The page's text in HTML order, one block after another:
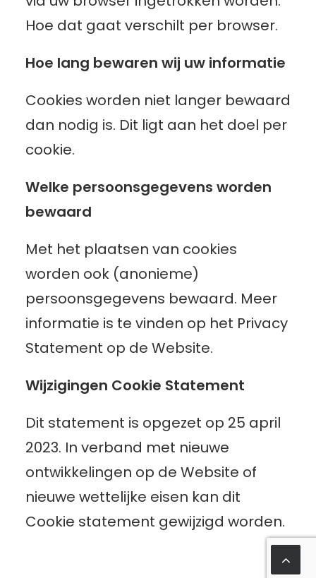
Hoe dat gaat verschilt per browser.
Hoe lang bewaren wij uw informatie
Cookies worden niet langer bewaard
dan nodig is. Dit ligt aan het doel per
cookie.
Welke persoonsgegevens worden
bewaard
Met het plaatsen van cookies
worden ook (anonieme)
persoonsgegevens bewaard. Meer
informatie is te vinden op het Privacy
Statement op de Website.
Wijzigingen Cookie Statement
Dit statement is opgezet op 25 april
2023. In verband met nieuwe
ontwikkelingen op de Website of
nieuwe wettelijke eisen kan dit
Cookie statement gewijzigd worden.